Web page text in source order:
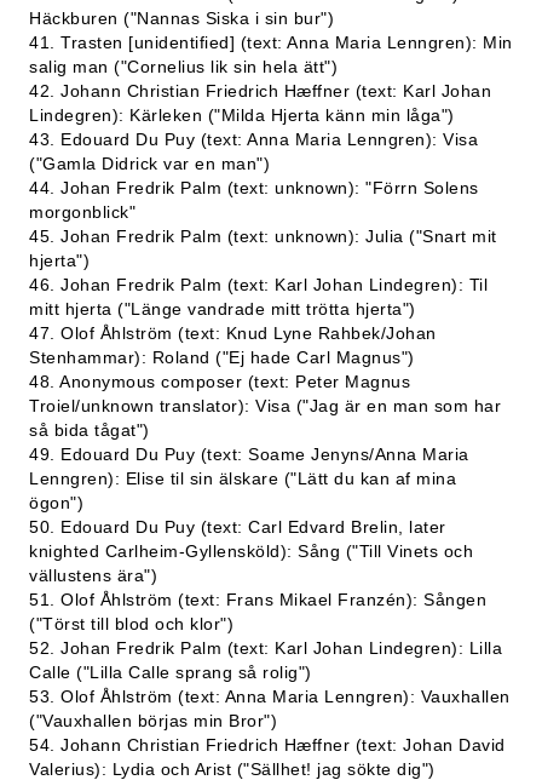
Häckburen ("Nannas Siska i sin bur")
41. Trasten [unidentified] (text: Anna Maria Lenngren): Min
salig man ("Cornelius lik sin hela ätt")
42. Johann Christian Friedrich Hæffner (text: Karl Johan
Lindegren): Kärleken ("Milda Hjerta känn min låga")
43. Edouard Du Puy (text: Anna Maria Lenngren): Visa
("Gamla Didrick var en man")
44. Johan Fredrik Palm (text: unknown): "Förrn Solens
morgonblick"
45. Johan Fredrik Palm (text: unknown): Julia ("Snart mit
hjerta")
46. Johan Fredrik Palm (text: Karl Johan Lindegren): Til
mitt hjerta ("Länge vandrade mitt trötta hjerta")
47. Olof Åhlström (text: Knud Lyne Rahbek/Johan
Stenhammar): Roland ("Ej hade Carl Magnus")
48. Anonymous composer (text: Peter Magnus
Troiel/unknown translator): Visa ("Jag är en man som har
så bida tågat")
49. Edouard Du Puy (text: Soame Jenyns/Anna Maria
Lenngren): Elise til sin älskare ("Lätt du kan af mina
ögon")
50. Edouard Du Puy (text: Carl Edvard Brelin, later
knighted Carlheim-Gyllensköld): Sång ("Till Vinets och
vällustens ära")
51. Olof Åhlström (text: Frans Mikael Franzén): Sången
("Törst till blod och klor")
52. Johan Fredrik Palm (text: Karl Johan Lindegren): Lilla
Calle ("Lilla Calle sprang så rolig")
53. Olof Åhlström (text: Anna Maria Lenngren): Vauxhallen
("Vauxhallen börjas min Bror")
54. Johann Christian Friedrich Hæffner (text: Johan David
Valerius): Lydia och Arist ("Sällhet! jag sökte dig")